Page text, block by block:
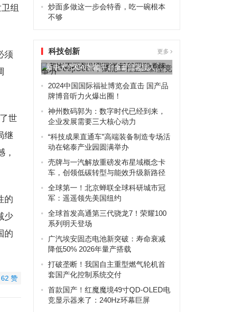
组
须
世
继
的
少
的
62 赞
炒面多做这一步会特香，吃一碗根本
不够
科技创新 更多
新中大六和AI智能平台全面部署接入
DeepSeek，赋能工程...
2024中国国际福祉博览会直击 国产品
牌博音听力火爆出圈！
神州数码郭为：数字时代已经到来，
企业发展需要三大核心动力
“科技成果直通车”高端装备制造专场活
动在铭泰产业园圆满举办
壳牌与一汽解放重磅发布星域概念卡
车，创领低碳转型与能效升级新路径
全球第一！北京蝉联全球科研城市冠
军：遥遥领先美国纽约
全球首发高通第三代骁龙7！荣耀100
系列明天登场
广汽埃安固态电池新突破：寿命衰减
降低50% 2026年量产搭载
打破垄断！我国自主重型燃气轮机首
套国产化控制系统交付
首款国产！红魔魔境49寸QD-OLED电
竞显示器来了：240Hz环幕巨屏